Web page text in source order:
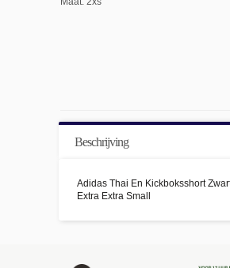
Beschrijving
Adidas Thai En Kickboksshort
Extra Extra Small